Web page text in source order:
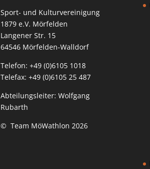
Sport- und Kulturvereinigung
1879 e.V. Mörfelden
Langener Str. 15
64546 Mörfelden-Walldorf
Telefon: +49 (0)6105 1018
Telefax: +49 (0)6105 25 487
Abteilungsleiter: Wolfgang
Rubarth
© Team MöWathlon 2026